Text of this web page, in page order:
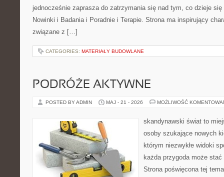
jednocześnie zaprasza do zatrzymania się nad tym, co dzieje się
Nowinki i Badania i Poradnie i Terapie. Strona ma inspirujący
związane z […]
CATEGORIES: MATERIAŁY BUDOWLANE
PODRÓŻE AKTYWNE
POSTED BY ADMIN MAJ - 21 - 2026 MOŻLIWOŚĆ
skandynawski świat to
osoby szukające nowych
którym niezwykłe widoki
każda przygoda może
Strona poświęcona tej